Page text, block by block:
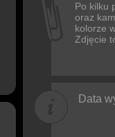
Po kilku
oraz
kolorze
Zdjęcie
Data